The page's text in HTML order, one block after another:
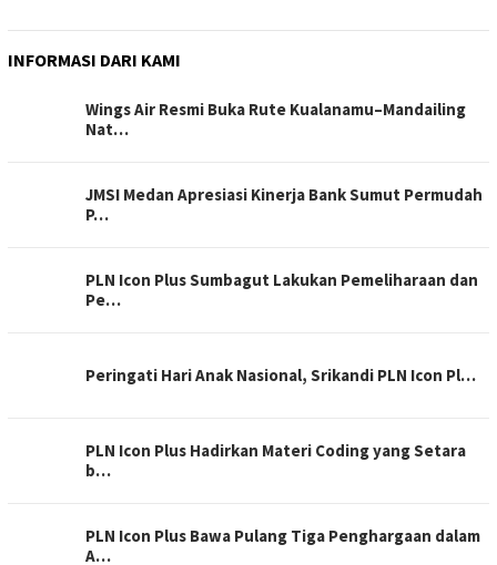
INFORMASI DARI KAMI
Wings Air Resmi Buka Rute Kualanamu–Mandailing
Nat…
JMSI Medan Apresiasi Kinerja Bank Sumut Permudah
P…
PLN Icon Plus Sumbagut Lakukan Pemeliharaan dan
Pe…
Peringati Hari Anak Nasional, Srikandi PLN Icon Pl…
PLN Icon Plus Hadirkan Materi Coding yang Setara
b…
PLN Icon Plus Bawa Pulang Tiga Penghargaan dalam
A…